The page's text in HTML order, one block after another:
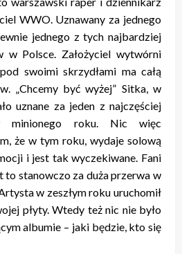
WWO. Uznawany za jednego
jednego z tych najbardziej
w Polsce. Założyciel wytwórni
swoimi skrzydłami ma całą
„Chcemy być wyżej” Sitka, w
uznane za jeden z najczęściej
minionego roku. Nic więc
że w tym roku, wydaje solową
i jest tak wyczekiwane. Fani
to stanowczo za duża przerwa w
w zeszłym roku uruchomił
płyty. Wtedy też nic nie było
albumie – jaki będzie, kto się